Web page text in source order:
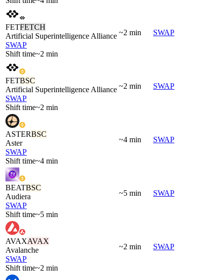
FETFETCH
Artificial Superintelligence Alliance
SWAP
Shift time~2 min
~2 min SWAP
FETBSC
Artificial Superintelligence Alliance
SWAP
Shift time~2 min
~2 min SWAP
ASTERBSC
Aster
SWAP
Shift time~4 min
~4 min SWAP
BEATBSC
Audiera
SWAP
Shift time~5 min
~5 min SWAP
AVAXAVAX
Avalanche
SWAP
Shift time~2 min
~2 min SWAP